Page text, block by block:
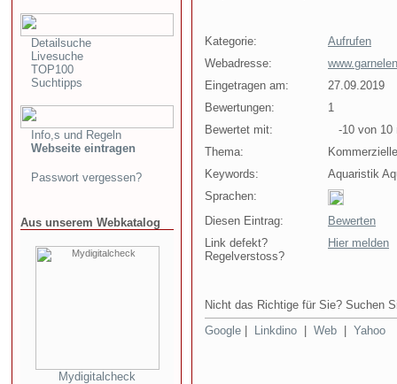
Detailsuche
Livesuche
TOP100
Suchtipps
Info,s und Regeln
Webseite eintragen
Passwort vergessen?
Aus unserem Webkatalog
Mydigitalcheck
Kategorie:
Aufrufen
Webadresse:
Eingetragen am:
27.09.2019
Bewertungen:
1
Bewertet mit:
-10 von 10
Thema:
Keywords:
Aquaristik
Sprachen:
Diesen Eintrag:
Bewerten
Link defekt?
Regelverstoss?
Hier melden
Nicht das Richtige für Sie? Suchen
Google
Linkdino Web Yahoo